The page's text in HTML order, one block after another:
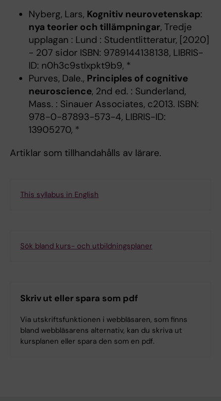
Nyberg, Lars, Kognitiv neurovetenskap:
nya teorier och tillämpningar, Tredje
upplagan : Lund : Studentlitteratur, [2020]
- 207 sidor ISBN: 9789144138138, LIBRIS-
ID: n0h3c9stlxpkt9b9, *
Purves, Dale., Principles of cognitive
neuroscience, 2nd ed. : Sunderland,
Mass. : Sinauer Associates, c2013. ISBN:
978-0-87893-573-4, LIBRIS-ID:
13905270, *
Artiklar som tillhandahålls av lärare.
This syllabus in English
Sök bland kurs- och utbildningsplaner
Skriv ut eller spara som pdf
Via utskriftsfunktionen i webbläsaren, som finns
bland webbläsarens alternativ, kan du skriva ut
kursplanen eller spara den som en pdf.